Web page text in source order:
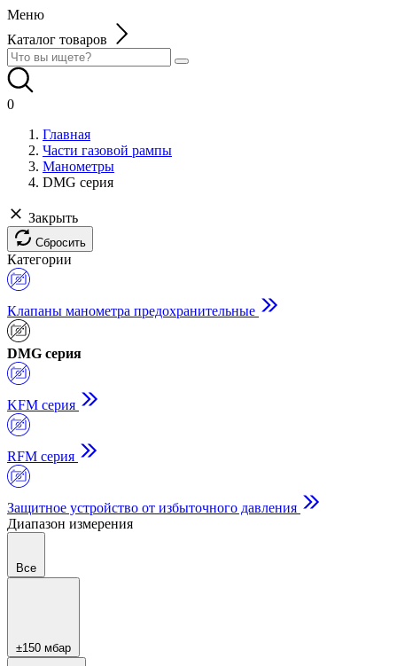
Меню
Каталог товаров
0
Главная
Части газовой рампы
Манометры
DMG серия
Закрыть
Сбросить
Категории
Клапаны манометра предохранительные
DMG серия
KFM серия
RFM серия
Защитное устройство от избыточного давления
Диапазон измерения
Все
±150 мбар